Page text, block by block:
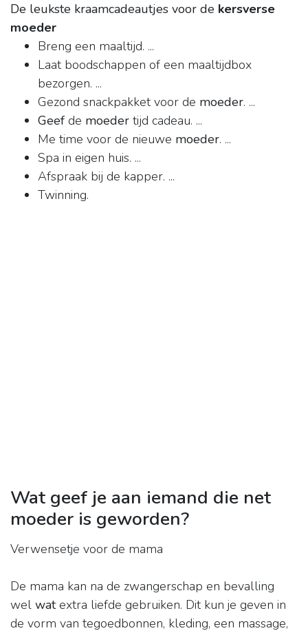
De leukste kraamcadeautjes voor de kersverse
moeder
Breng een maaltijd. ...
Laat boodschappen of een maaltijdbox
bezorgen. ...
Gezond snackpakket voor de moeder. ...
Geef de moeder tijd cadeau. ...
Me time voor de nieuwe moeder. ...
Spa in eigen huis. ...
Afspraak bij de kapper. ...
Twinning.
Wat geef je aan iemand die net
moeder is geworden?
Verwensetje voor de mama
De mama kan na de zwangerschap en bevalling
wel watextra liefde gebruiken. Dit kun je geven in
de vorm van tegoedbonnen, kleding, een massage,